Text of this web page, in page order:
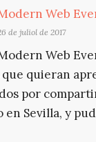
Web
de juliol de 2017
Web
quieran
por
en Sevilla, y